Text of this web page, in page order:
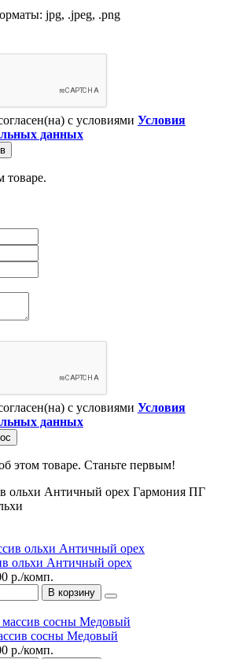
jpg, .jpeg, .png
с условиями Условия
данных
товаре.
с условиями Условия
данных
этом товаре. Станьте первым!
ольхи Античный орех Гармония ПГ
ольхи Античный орех
р./комп.
В корзину
сосны Медовый
р./комп.